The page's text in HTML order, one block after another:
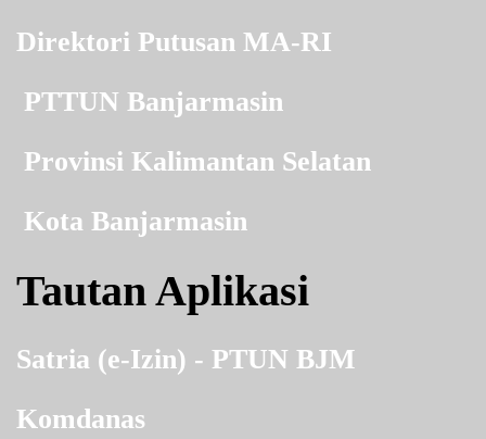
Direktori Putusan MA-RI
PTTUN Banjarmasin
Provinsi Kalimantan Selatan
Kota Banjarmasin
Tautan Aplikasi
Satria (e-Izin) - PTUN BJM
Komdanas